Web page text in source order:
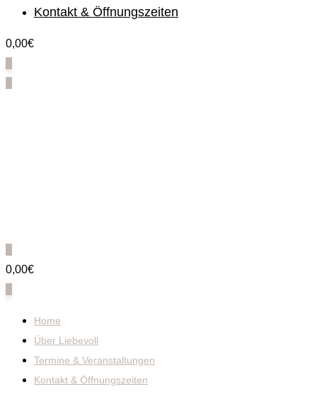
Kontakt & Öffnungszeiten
0,00€
0,00€
Home
Über Liebevoll
Termine & Veranstaltungen
Kontakt & Öffnungszeiten